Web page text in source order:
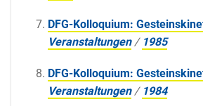
DFG-Kolloquium:
Veranstaltungen / 1985
DFG-Kolloquium:
Veranstaltungen / 1984